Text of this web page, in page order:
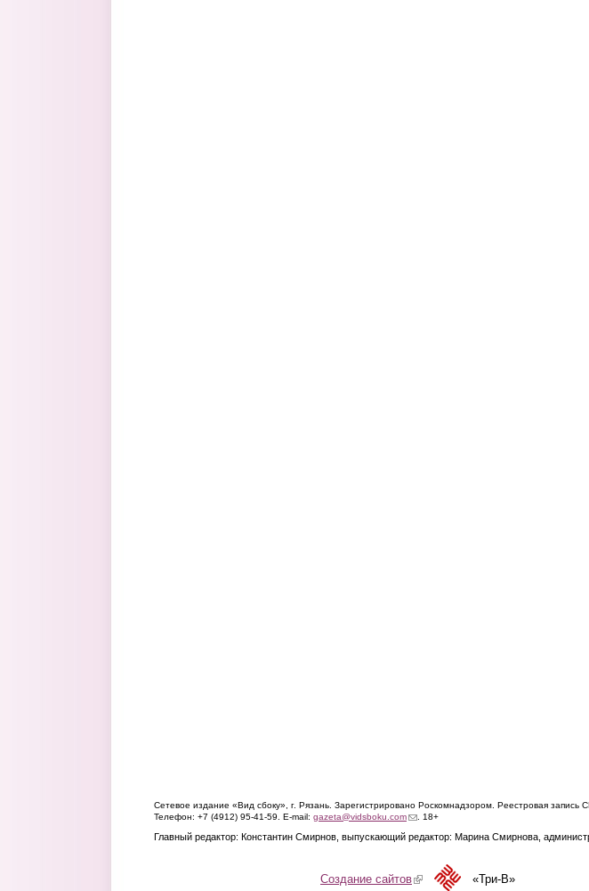
Сетевое издание «Вид сбоку», г. Рязань. Зарегистрировано Роскомнадзором. Реестровая запись
Телефон: +7 (4912) 95-41-59. E-mail: gazeta@vidsboku.com(link sends e-mail)
. 18+
Главный редактор: Константин Смирнов, выпускающий редактор: Марина Смирнова,
Создание сайтов(link is external)«Три-В»